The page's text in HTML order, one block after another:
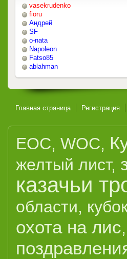
vasekrudenko
fioru
Андрей
SF
o-nata
Napoleon
Fatso85
ablahman
Главная страница Регистрация
EOC, WOC,
желтый лист,
казачьи
области,
охота на лис,